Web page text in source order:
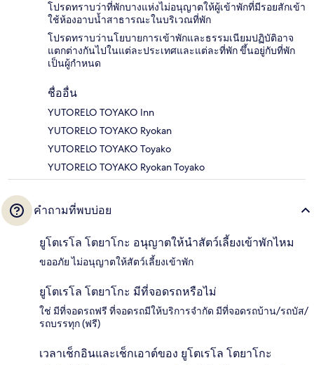
โปรดทราบว่าที่พักบางแห่งไม่อนุญาตให้ผู้เข้าพักที่มีรอยสักเข้า
ใช้ห้องอาบน้ำสาธารณะในบริเวณที่พัก
โปรดทราบว่านโยบายการเข้าพักและธรรมเนียมปฏิบัติอาจ
แตกต่างกันไปในแต่ละประเทศและแต่ละที่พัก ขึ้นอยู่กับที่พัก
เป็นผู้กำหนด
ชื่ออื่น
YUTORELO TOYAKO Inn
YUTORELO TOYAKO Ryokan
YUTORELO TOYAKO Toyako
YUTORELO TOYAKO Ryokan Toyako
คำถามที่พบบ่อย
ยูโตเรโล โตยาโกะ อนุญาตให้นำสัตว์เลี้ยงเข้าพักไหม
ขออภัย ไม่อนุญาตให้สัตว์เลี้ยงเข้าพัก
ยูโตเรโล โตยาโกะ มีที่จอดรถหรือไม่
ใช่ มีที่จอดรถฟรี ที่จอดรถมีให้บริการจำกัด มีที่จอดรถบ้าน/รถบัส/
รถบรรทุก (ฟรี)
เวลาเช็กอินและเช็กเอาต์ของ ยูโตเรโล โตยาโกะ